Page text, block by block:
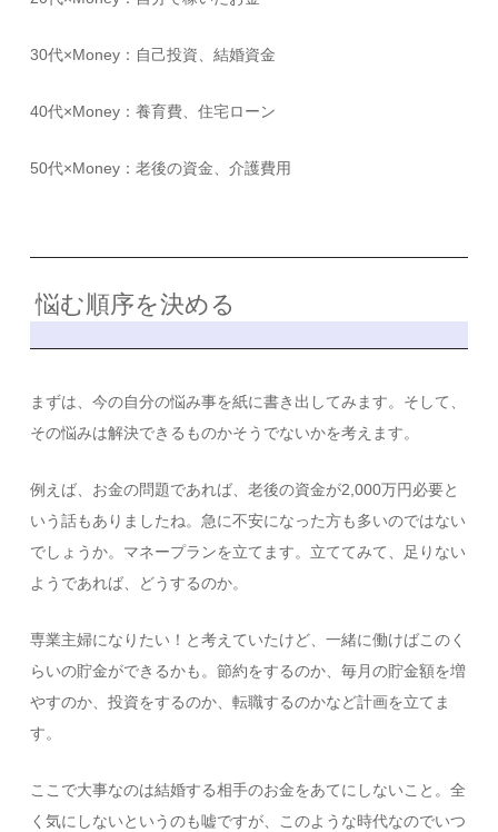
30代×Money：自己投資、結婚資金
40代×Money：養育費、住宅ローン
50代×Money：老後の資金、介護費用
悩む順序を決める
まずは、今の自分の悩み事を紙に書き出してみます。そして、
その悩みは解決できるものかそうでないかを考えます。
例えば、お金の問題であれば、老後の資金が2,000万円必要と
いう話もありましたね。急に不安になった方も多いのではない
でしょうか。マネープランを立てます。立ててみて、足りない
ようであれば、どうするのか。
専業主婦になりたい！と考えていたけど、一緒に働けばこのく
らいの貯金ができるかも。節約をするのか、毎月の貯金額を増
やすのか、投資をするのか、転職するのかなど計画を立てま
す。
ここで大事なのは結婚する相手のお金をあてにしないこと。全
く気にしないというのも嘘ですが、このような時代なのでいつ